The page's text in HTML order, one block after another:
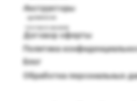
Инструкторы
Правила
Политика
Договор оферты
Обработка персональных
Блог